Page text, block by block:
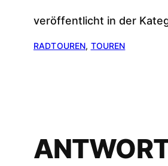
veröffentlicht in der
RADTOUREN, TOUREN